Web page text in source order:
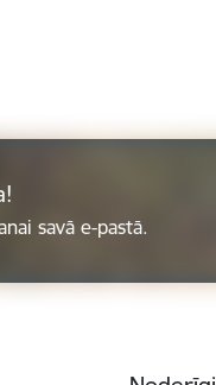
savā e-pastā.